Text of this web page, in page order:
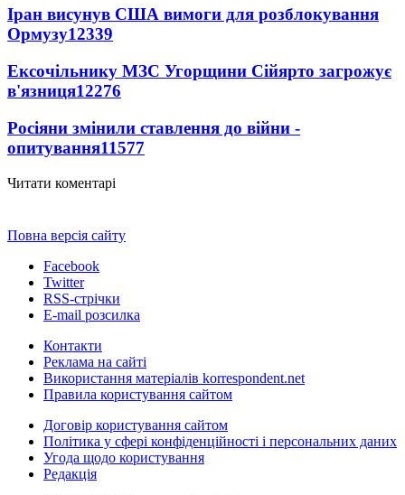
Іран висунув США вимоги для розблокування
Ормузу12339
Ексочільнику МЗС Угорщини Сійярто загрожує
в'язниця12276
Росіяни змінили ставлення до війни -
опитування11577
Читати коментарі
Повна версія сайту
Facebook
Twitter
RSS-стрічки
E-mail розсилка
Контакти
Реклама на сайті
Використання матеріалів korrespondent.net
Правила користування сайтом
Договір користування сайтом
Політика у сфері конфіденційності і персональних даних
Угода щодо користування
Редакція